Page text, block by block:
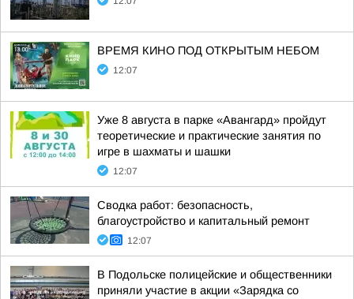
ВРЕМЯ КИНО ПОД ОТКРЫТЫМ НЕБОМ
12:07
Уже 8 августа в парке «Авангард» пройдут
теоретические и практические занятия по
игре в шахматы и шашки
12:07
Сводка работ: безопасность,
благоустройство и капитальный ремонт
12:07
В Подольске полицейские и общественники
приняли участие в акции «Зарядка со